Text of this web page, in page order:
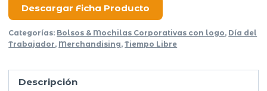
cantidad
Descargar Ficha Producto
Categorías: Bolsos & Mochilas Corporativas con logo, Día del
Trabajador, Merchandising,Tiempo Libre
Descripción